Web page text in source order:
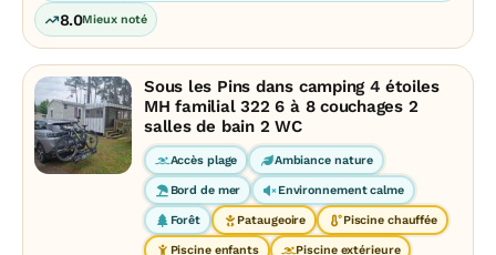
8.0Mieux noté
Sous les Pins dans camping 4 étoiles
MH familial 322 6 à 8 couchages 2
salles de bain 2 WC
Accès plage Ambiance nature
Bord de mer Environnement calme
Forêt Pataugeoire Piscine chauffée
Piscine enfants Piscine extérieure